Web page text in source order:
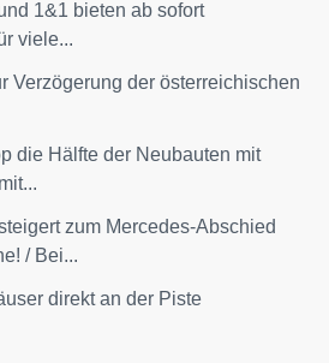
1&1 bieten ab sofort
viele...
Verzögerung der österreichischen
die Hälfte der Neubauten mit
zum Mercedes-Abschied
/ Bei...
direkt an der Piste